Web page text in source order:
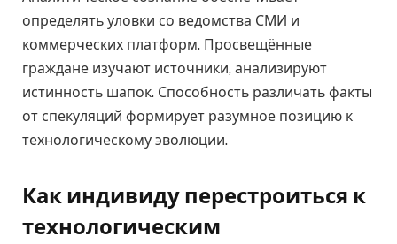
определять уловки со ведомства СМИ и
коммерческих платформ. Просвещённые
граждане изучают источники, анализируют
истинность шапок. Способность различать факты
от спекуляций формирует разумное позицию к
технологическому эволюции.
Как индивиду перестроиться к
технологическим